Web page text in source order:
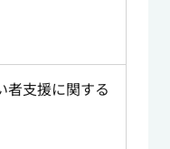
支援に関する